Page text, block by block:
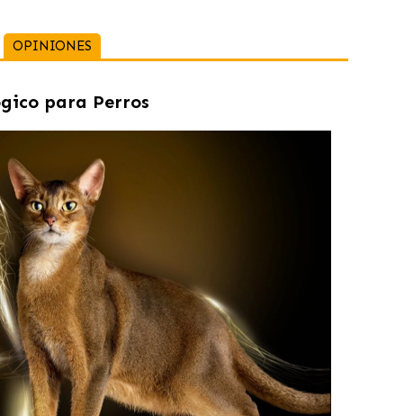
OPINIONES
para Perros